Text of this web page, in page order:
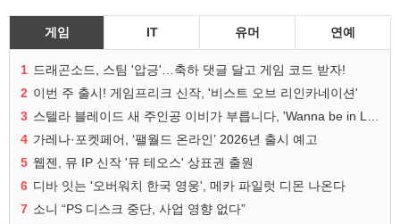
게임 IT 유머 연예
1 드래곤소드, 스팀 '압긍'…축하 댓글 달고 게임 코드 받자!
2 이번 주 출시! 게임프리크 신작, '비스트 오브 리인카네이션'
3
스텔라 블레이드 새 주인공 이비가 부릅니다, 'Wanna be in LOVE' 뮤비 공개
4 가레나·포켓페어, ‘팰월드 온라인’ 2026년 출시 예고
5 웹젠, 뮤 IP 신작 '뮤 테오스' 상표권 출원
6 디바 잇는 '오버워치 한국 영웅', 메카 파일럿 디몬 나온다
7 소니 “PS 디스크 중단, 사업 영향 없다”